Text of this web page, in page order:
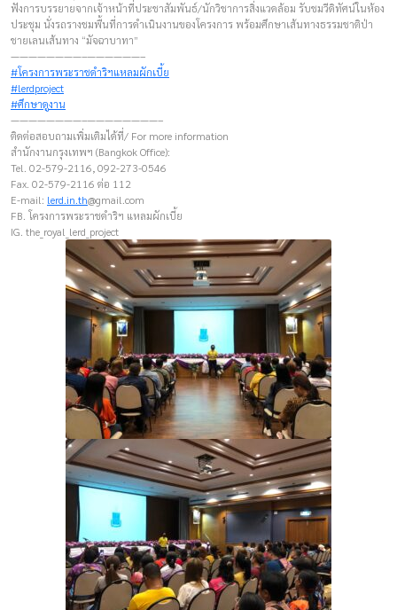
ฟังการบรรยายจากเจ้าหน้าที่ประชาสัมพันธ์/นักวิชาการสิ่งแวดล้อม รับชมวีดิทัศน์ในห้อง
ประชุม นั่งรถรางชมพื้นที่การดำเนินงานของโครงการ พร้อมศึกษาเส้นทางธรรมชาติป่า
ชายเลนเส้นทาง “มัจฉาบาทา”
————————–——————–
#โครงการพระราชดำริฯแหลมผักเบี้ย
#lerdproject
#ศึกษาดูงาน
————————–————————–
ติดต่อสอบถามเพิ่มเติมได้ที่/ For more information
สำนักงานกรุงเทพฯ (Bangkok Office):
Tel. 02-579-2116, 092-273-0546
Fax. 02-579-2116 ต่อ 112
E-mail: lerd.in.th@gmail.com
FB. โครงการพระราชดำริฯ แหลมผักเบี้ย
IG. the_royal_lerd_project